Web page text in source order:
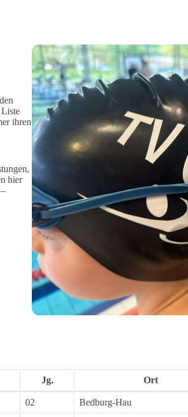
Liste
ihren
hier
Jg. Ort
02 Bedburg-Hau